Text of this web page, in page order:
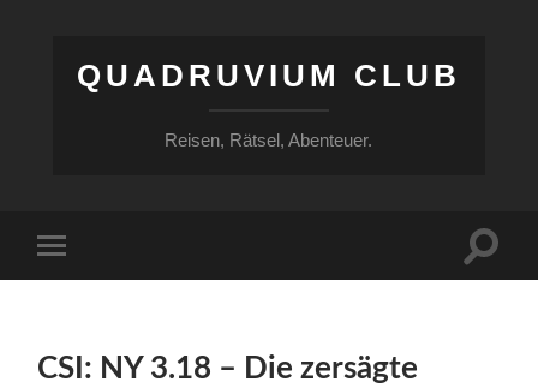
QUADRUVIUM CLUB
Reisen, Rätsel, Abenteuer.
Menü
CSI: NY 3.18 – Die zersägte